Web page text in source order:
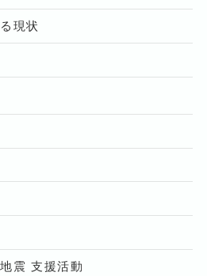
現状
震 支援活動